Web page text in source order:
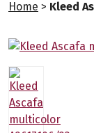
Home > Kleed